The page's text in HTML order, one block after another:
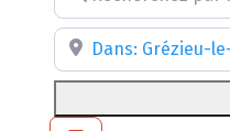
Recherchez par